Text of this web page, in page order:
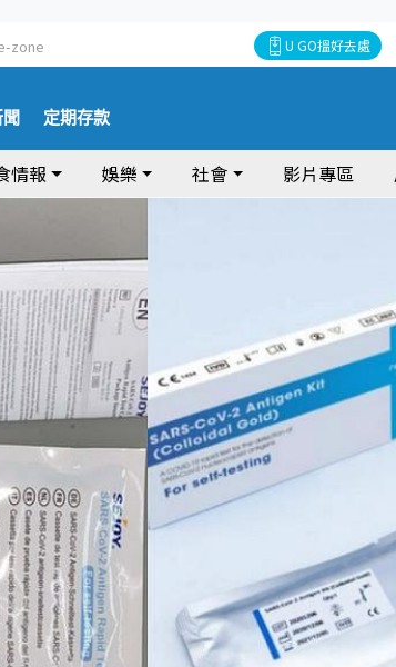
zone U GO搵好去處
定期存款
情報 娛樂 社會 影片專區